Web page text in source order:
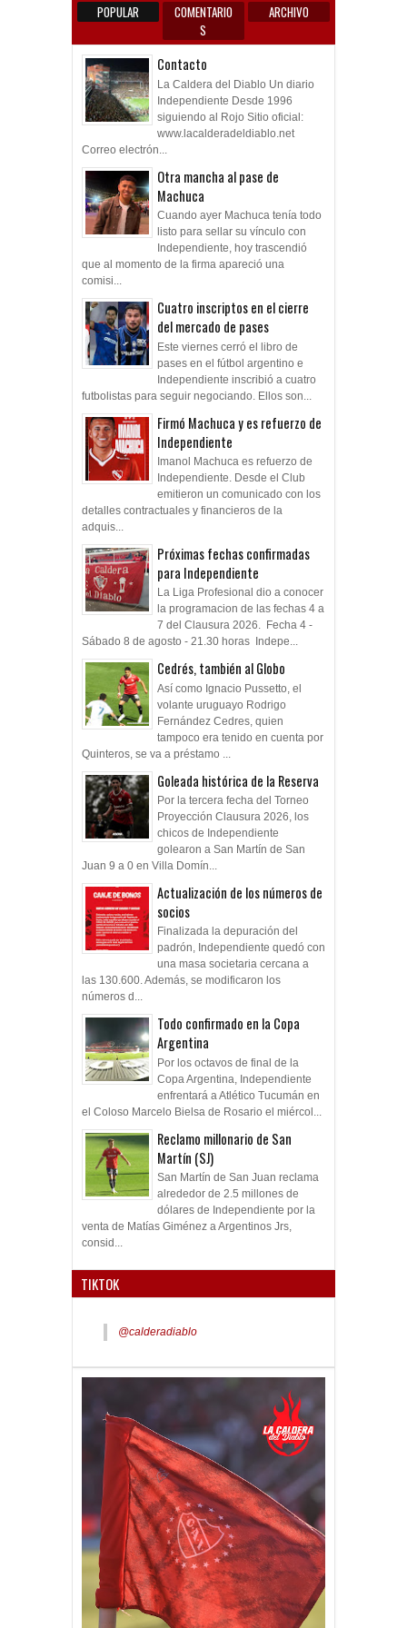
POPULAR
COMENTARIO
S
ARCHIVO
Contacto
La Caldera del Diablo Un diario
Independiente Desde 1996
siguiendo al Rojo Sitio oficial:
www.lacalderadeldiablo.net
Correo electrón...
Otra mancha al pase de
Machuca
Cuando ayer Machuca tenía todo
listo para sellar su vínculo con
Independiente, hoy trascendió
que al momento de la firma apareció una
comisi...
Cuatro inscriptos en el cierre
del mercado de pases
Este viernes cerró el libro de
pases en el fútbol argentino e
Independiente inscribió a cuatro
futbolistas para seguir negociando. Ellos son...
Firmó Machuca y es refuerzo de
Independiente
Imanol Machuca es refuerzo de
Independiente. Desde el Club
emitieron un comunicado con los
detalles contractuales y financieros de la
adquis...
Próximas fechas confirmadas
para Independiente
La Liga Profesional dio a conocer
la programacion de las fechas 4 a
7 del Clausura 2026. Fecha 4 -
Sábado 8 de agosto - 21.30 horas Indepe...
Cedrés, también al Globo
Así como Ignacio Pussetto, el
volante uruguayo Rodrigo
Fernández Cedres, quien
tampoco era tenido en cuenta por
Quinteros, se va a préstamo ...
Goleada histórica de la Reserva
Por la tercera fecha del Torneo
Proyección Clausura 2026, los
chicos de Independiente
golearon a San Martín de San
Juan 9 a 0 en Villa Domín...
Actualización de los números de
socios
Finalizada la depuración del
padrón, Independiente quedó con
una masa societaria cercana a
las 130.600. Además, se modificaron los
números d...
Todo confirmado en la Copa
Argentina
Por los octavos de final de la
Copa Argentina, Independiente
enfrentará a Atlético Tucumán en
el Coloso Marcelo Bielsa de Rosario el miércol...
Reclamo millonario de San
Martín (SJ)
San Martín de San Juan reclama
alrededor de 2.5 millones de
dólares de Independiente por la
venta de Matías Giménez a Argentinos Jrs,
consid...
TIKTOK
@calderadiablo